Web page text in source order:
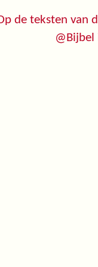
de teksten van